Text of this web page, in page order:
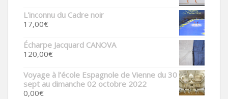
L'inconnu du Cadre noir
17,00€
Écharpe Jacquard CANOVA
120,00€
Voyage à l’école Espagnole de Vienne du 30
sept au dimanche 02 octobre 2022
0,00€